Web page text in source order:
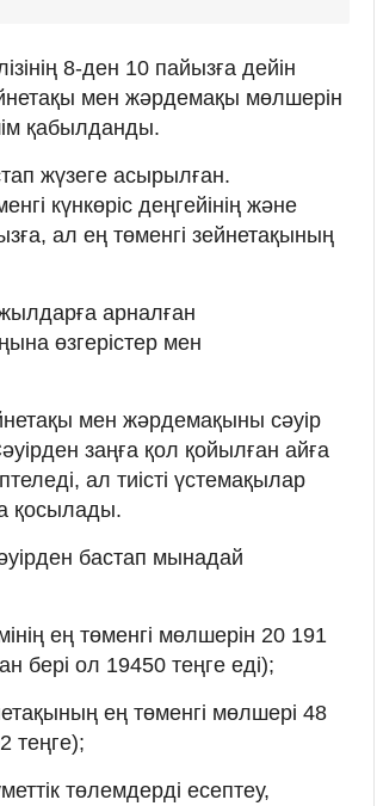
8-ден 10 пайызға дейін
мен жәрдемақы мөлшерін
қабылданды.
жүзеге асырылған.
күнкөріс деңгейінің және
ал ең төменгі зейнетақының
арналған
өзгерістер мен
мен жәрдемақыны сәуір
заңға қол қойылған айға
ал тиісті үстемақылар
қосылады.
бастап мынадай
ең төменгі мөлшерін 20 191
бері ол 19450 теңге еді);
ең төменгі мөлшері 48
теңге);
төлемдерді есептеу,